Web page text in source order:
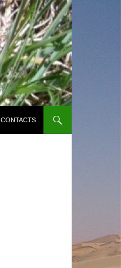
CONTACTS